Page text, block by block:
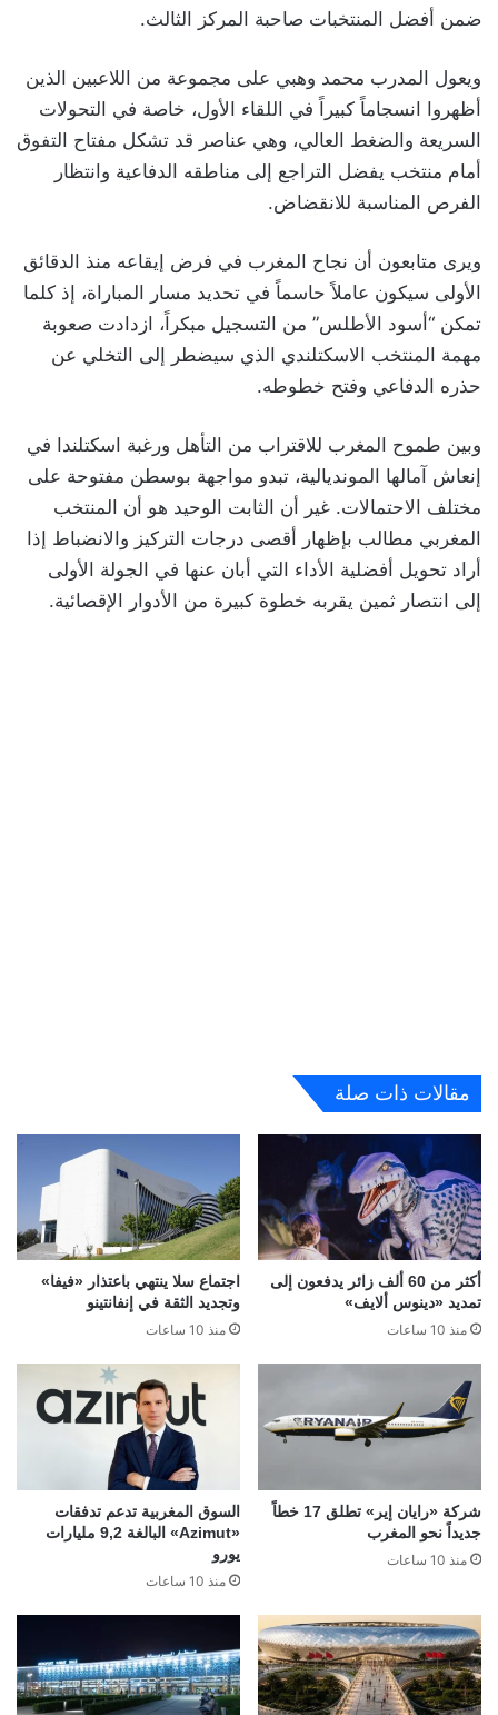
ضمن أفضل المنتخبات صاحبة المركز الثالث.
ويعول المدرب محمد وهبي على مجموعة من اللاعبين الذين
أظهروا انسجاماً كبيراً في اللقاء الأول، خاصة في التحولات
السريعة والضغط العالي، وهي عناصر قد تشكل مفتاح التفوق
أمام منتخب يفضل التراجع إلى مناطقه الدفاعية وانتظار
الفرص المناسبة للانقضاض.
ويرى متابعون أن نجاح المغرب في فرض إيقاعه منذ الدقائق
الأولى سيكون عاملاً حاسماً في تحديد مسار المباراة، إذ كلما
تمكن “أسود الأطلس” من التسجيل مبكراً، ازدادت صعوبة
مهمة المنتخب الاسكتلندي الذي سيضطر إلى التخلي عن
حذره الدفاعي وفتح خطوطه.
وبين طموح المغرب للاقتراب من التأهل ورغبة اسكتلندا في
إنعاش آمالها المونديالية، تبدو مواجهة بوسطن مفتوحة على
مختلف الاحتمالات. غير أن الثابت الوحيد هو أن المنتخب
المغربي مطالب بإظهار أقصى درجات التركيز والانضباط إذا
أراد تحويل أفضلية الأداء التي أبان عنها في الجولة الأولى
إلى انتصار ثمين يقربه خطوة كبيرة من الأدوار الإقصائية.
مقالات ذات صلة
أكثر من 60 ألف زائر يدفعون إلى
تمديد «دينوس ألايف»
منذ 10 ساعات
اجتماع سلا ينتهي باعتذار «فيفا»
وتجديد الثقة في إنفانتينو
منذ 10 ساعات
شركة «رايان إير» تطلق 17 خطاً
جديداً نحو المغرب
منذ 10 ساعات
السوق المغربية تدعم تدفقات
«Azimut» البالغة 9,2 مليارات
يورو
منذ 10 ساعات